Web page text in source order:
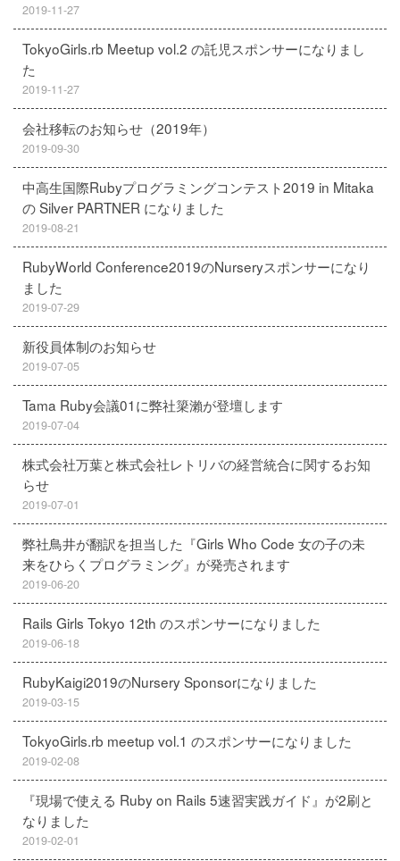
2019-11-27
TokyoGirls.rb Meetup vol.2 の託児スポンサーになりまし
た
2019-11-27
会社移転のお知らせ（2019年）
2019-09-30
中高生国際Rubyプログラミングコンテスト2019 in Mitaka
の Silver PARTNER になりました
2019-08-21
RubyWorld Conference2019のNurseryスポンサーになり
ました
2019-07-29
新役員体制のお知らせ
2019-07-05
Tama Ruby会議01に弊社簗瀨が登壇します
2019-07-04
株式会社万葉と株式会社レトリバの経営統合に関するお知
らせ
2019-07-01
弊社鳥井が翻訳を担当した『Girls Who Code 女の子の未
来をひらくプログラミング』が発売されます
2019-06-20
Rails Girls Tokyo 12th のスポンサーになりました
2019-06-18
RubyKaigi2019のNursery Sponsorになりました
2019-03-15
TokyoGirls.rb meetup vol.1 のスポンサーになりました
2019-02-08
『現場で使える Ruby on Rails 5速習実践ガイド』が2刷と
なりました
2019-02-01